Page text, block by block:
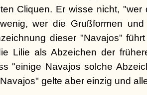
Cliquen. Er wisse nicht, "wer
wer die Grußformen
dieser "Navajos"
Lilie als Abzeichen der
"einige Navajos solche
gelte aber einzig und